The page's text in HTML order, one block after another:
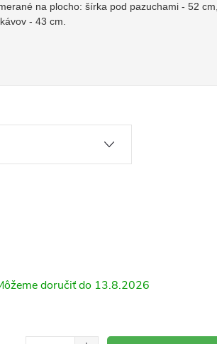
na plocho: šírka pod pazuchami - 52 cm,
- 43 cm.
13.8.2026